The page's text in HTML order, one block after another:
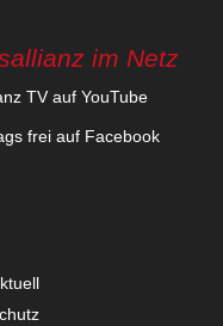
im Netz
TV auf YouTube
frei auf Facebook